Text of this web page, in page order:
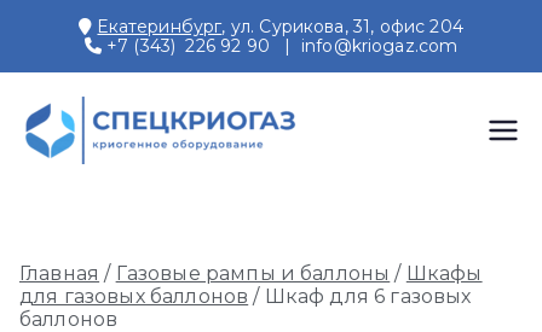
содержимому
Екатеринбург, ул. Сурикова, 31, офис 204
+7 (343) 226 92 90 | info@kriogaz.com
Производство и поставки
Главная / Газовые рампы и баллоны / Шкафы
для газовых баллонов / Шкаф для 6 газовых
баллонов